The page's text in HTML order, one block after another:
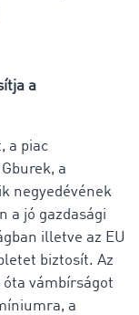
a
a piac
a
negyedévének
a jó gazdasági
illetve az EU
biztosít. Az
vámbírságot
a